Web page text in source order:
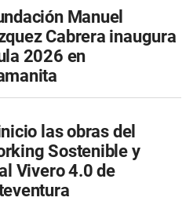
Manuel
Cabrera inaugura
2026 en
las obras del
Sostenible y
Vivero 4.0 de